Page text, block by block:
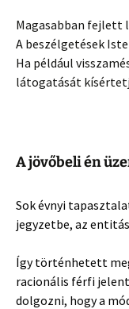
Magasabban fejlett
A beszélgetések
Ha például
látogatását
A jövőbeli én
Sok évnyi
jegyzetbe, az
Így történhetett
racionális férfi
dolgozni, hogy a